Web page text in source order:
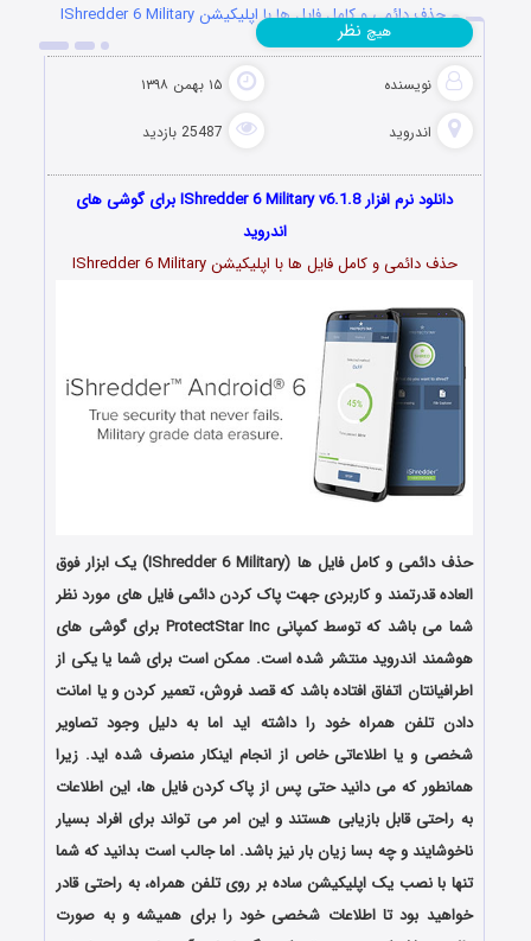
حذف دائمی و کامل فایل ها با اپلیکیشن IShredder 6 Military
6.1.8
نویسنده ۱۵ بهمن ۱۳۹۸
اندروید 25487 بازدید
هیچ نظر
دانلود نرم افزار IShredder 6 Military v6.1.8 برای گوشی های
اندروید
حذف دائمی و کامل فایل ها با اپلیکیشن IShredder 6 Military
حذف دائمی و کامل فایل ها (IShredder 6 Military) یک ابزار فوق
العاده قدرتمند و کاربردی جهت پاک کردن دائمی فایل های مورد نظر
شما می باشد که توسط کمپانی ProtectStar Inc برای گوشی های
هوشمند اندروید منتشر شده است. ممکن است برای شما یا یکی از
اطرافیانتان اتفاق افتاده باشد که قصد فروش، تعمیر کردن و یا امانت
دادن تلفن همراه خود را داشته اید اما به دلیل وجود تصاویر
شخصی و یا اطلاعاتی خاص از انجام اینکار منصرف شده اید. زیرا
همانطور که می دانید حتی پس از پاک کردن فایل ها، این اطلاعات
به راحتی قابل بازیابی هستند و این امر می تواند برای افراد بسیار
ناخوشایند و چه بسا زیان بار نیز باشد. اما جالب است بدانید که شما
تنها با نصب یک اپلیکیشن ساده بر روی تلفن همراه، به راحتی قادر
خواهید بود تا اطلاعات شخصی خود را برای همیشه و به صورت